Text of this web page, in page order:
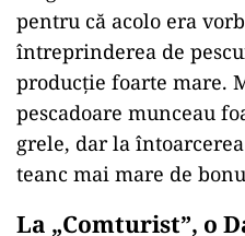
pentru că acolo era
întreprinderea de
producţie foarte mare.
pescadoare munceau
grele, dar la
teanc mai mare de
La „Comturist”, o